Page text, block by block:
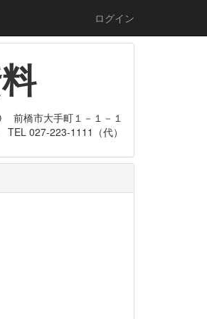
ログイン
前橋市大手町１－１－１
027-223-1111（代）